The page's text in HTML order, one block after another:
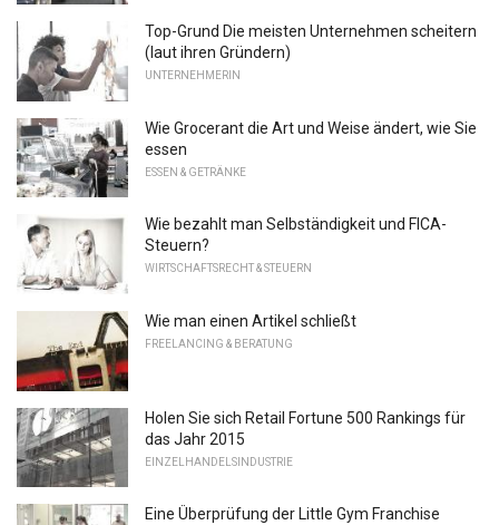
Top-Grund Die meisten Unternehmen scheitern
(laut ihren Gründern)
UNTERNEHMERIN
Wie Grocerant die Art und Weise ändert, wie Sie
essen
ESSEN & GETRÄNKE
Wie bezahlt man Selbständigkeit und FICA-
Steuern?
WIRTSCHAFTSRECHT & STEUERN
Wie man einen Artikel schließt
FREELANCING & BERATUNG
Holen Sie sich Retail Fortune 500 Rankings für
das Jahr 2015
EINZELHANDELSINDUSTRIE
Eine Überprüfung der Little Gym Franchise